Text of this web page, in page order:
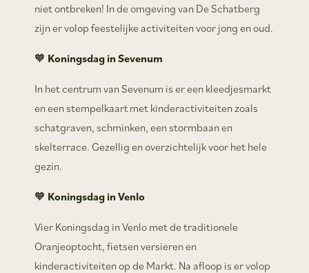
niet ontbreken! In de omgeving van De Schatberg
zijn er volop feestelijke activiteiten voor jong en oud.
🧡 Koningsdag in Sevenum
In het centrum van Sevenum is er een kleedjesmarkt
en een stempelkaart met kinderactiviteiten zoals
schatgraven, schminken, een stormbaan en
skelterrace. Gezellig en overzichtelijk voor het hele
gezin.
🧡 Koningsdag in Venlo
Vier Koningsdag in Venlo met de traditionele
Oranjeoptocht, fietsen versieren en
kinderactiviteiten op de Markt. Na afloop is er volop